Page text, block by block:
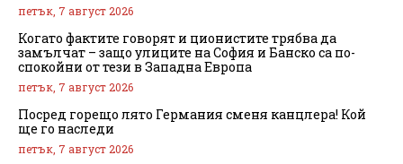
петък, 7 август 2026
Когато фактите говорят и ционистите трябва да
замълчат – защо улиците на София и Банско са по-
спокойни от тези в Западна Европа
петък, 7 август 2026
Посред горещо лято Германия сменя канцлера! Кой
ще го наследи
петък, 7 август 2026